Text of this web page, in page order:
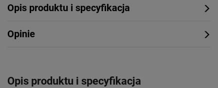
Opis produktu i specyfikacja
Opinie
Opis produktu i specyfikacja